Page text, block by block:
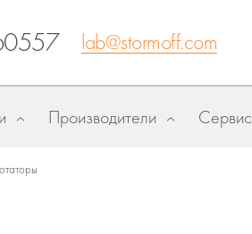
lab@stormoff.com
Производители Сервис